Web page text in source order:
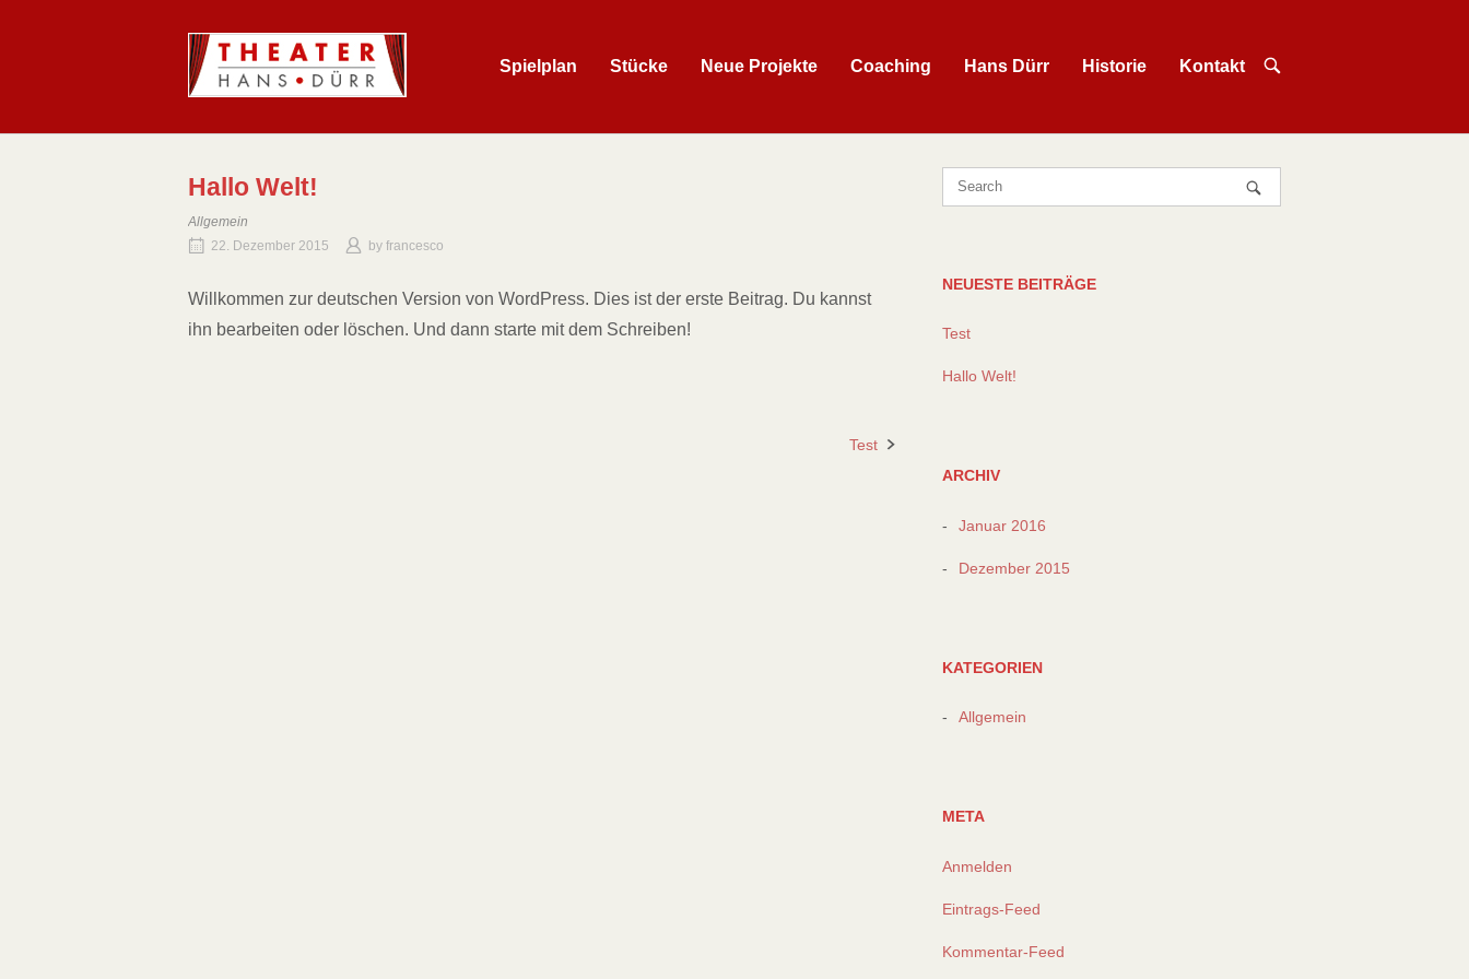
Home
Spielplan Stücke Neue Projekte Coaching Hans Dürr Historie Kontakt
OPEN
Hallo Welt!
Allgemein
22. Dezember 2015
by francesco
Willkommen zur deutschen Version von WordPress. Dies ist der erste Beitrag. Du kannst
ihn bearbeiten oder löschen. Und dann starte mit dem Schreiben!
Test
NEUESTE BEITRÄGE
Test
Hallo Welt!
ARCHIV
Januar 2016
Dezember 2015
KATEGORIEN
Allgemein
META
Anmelden
Eintrags-Feed
Kommentar-Feed